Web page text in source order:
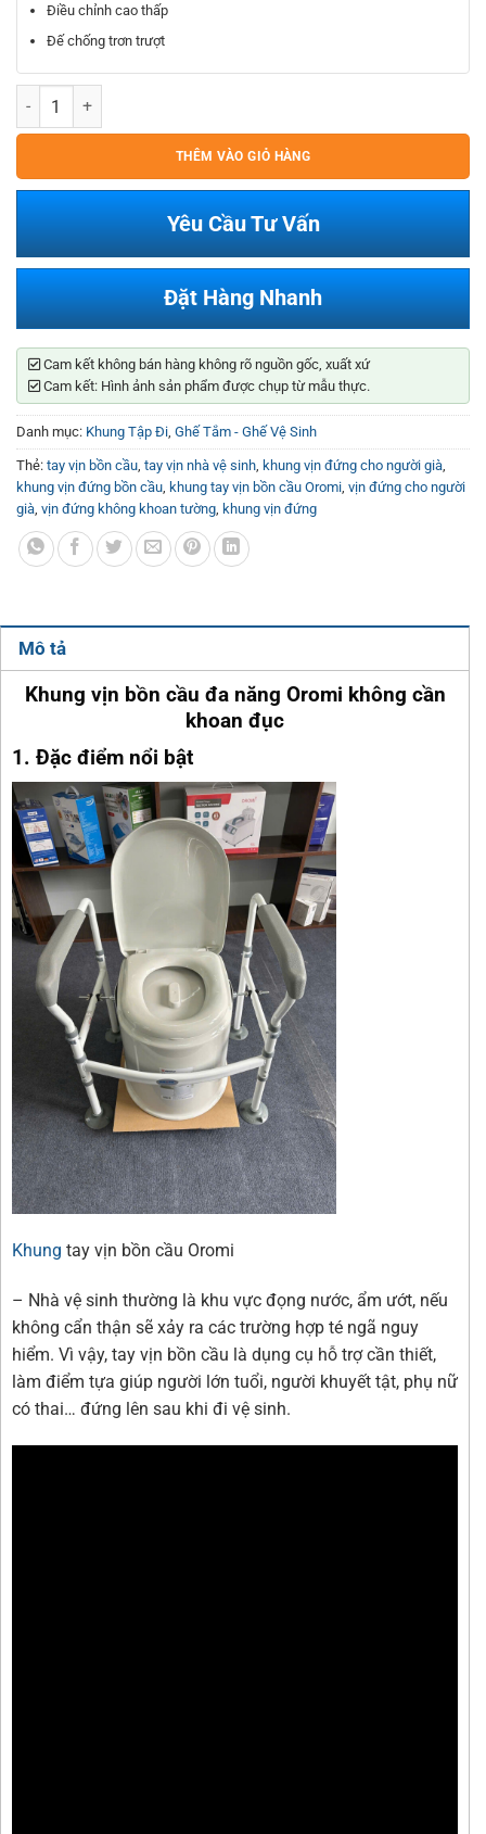
Điều chỉnh cao thấp
Đế chống trơn trượt
Khung Tay Vịn Bồn Cầu Oromi số lượng
THÊM VÀO GIỎ HÀNG
Yêu Cầu Tư Vấn
Đặt Hàng Nhanh
Cam kết không bán hàng không rõ nguồn gốc, xuất xứ
Cam kết: Hình ảnh sản phẩm được chụp từ mẫu thực.
Danh mục: Khung Tập Đi, Ghế Tắm - Ghế Vệ Sinh
Thẻ: tay vịn bồn cầu, tay vịn nhà vệ sinh, khung vịn đứng cho người già,
khung vịn đứng bồn cầu, khung tay vịn bồn cầu Oromi, vịn đứng cho người
già, vịn đứng không khoan tường, khung vịn đứng
Mô tả
Khung vịn bồn cầu đa năng Oromi không cần
khoan đục
1. Đặc điểm nổi bật
Khung tay vịn bồn cầu Oromi
– Nhà vệ sinh thường là khu vực đọng nước, ẩm ướt, nếu
không cẩn thận sẽ xảy ra các trường hợp té ngã nguy
hiểm. Vì vậy, tay vịn bồn cầu là dụng cụ hỗ trợ cần thiết,
làm điểm tựa giúp người lớn tuổi, người khuyết tật, phụ nữ
có thai… đứng lên sau khi đi vệ sinh.